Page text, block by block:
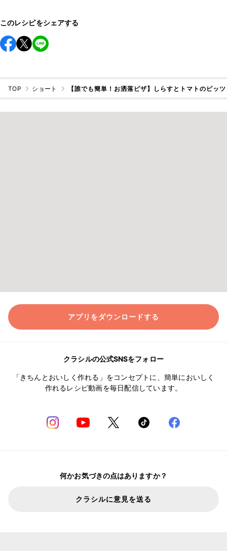
このレシピをシェアする
TOP ショート 【誰でも簡単！お洒落ピザ】しらすとトマトのピッ
アプリをダウンロードする
クラシルの公式SNSをフォロー
「きちんとおいしく作れる」をコンセプトに、簡単においしく
作れるレシピ動画を毎日配信しています。
何かお気づきの点はありますか？
クラシルに意見を送る